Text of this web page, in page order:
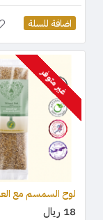
اضافة للسلة
غير متوفر
18 ريال